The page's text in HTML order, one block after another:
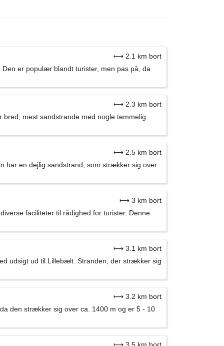
⟼ 2.1 km bort
er populær blandt turister, men pas på, da
⟼ 2.3 km bort
mest sandstrande med nogle temmelig
⟼ 2.5 km bort
har en dejlig sandstrand, som strækker sig over
⟼ 3 km bort
faciliteter til rådighed for turister. Denne
⟼ 3.1 km bort
udsigt ud til Lillebælt. Stranden, der strækker sig
⟼ 3.2 km bort
den strækker sig over ca. 1400 m og er 5 - 10